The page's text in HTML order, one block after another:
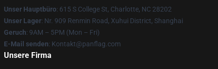
Unser Hauptbüro: 615 S College St, Charlotte, NC 28202
Unser Lager: Nr. 909 Renmin Road, Xuhui District, Shanghai
Geruch: 9AM – 5PM (Mon – Fri)
E-Mail senden: Kontakt@panflag.com
Unsere Firma